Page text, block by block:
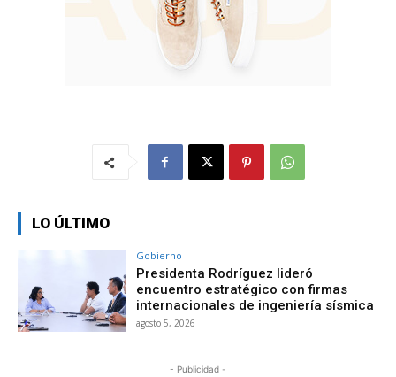
LO ÚLTIMO
Gobierno
Presidenta Rodríguez lideró
encuentro estratégico con firmas
internacionales de ingeniería sísmica
agosto 5, 2026
- Publicidad -